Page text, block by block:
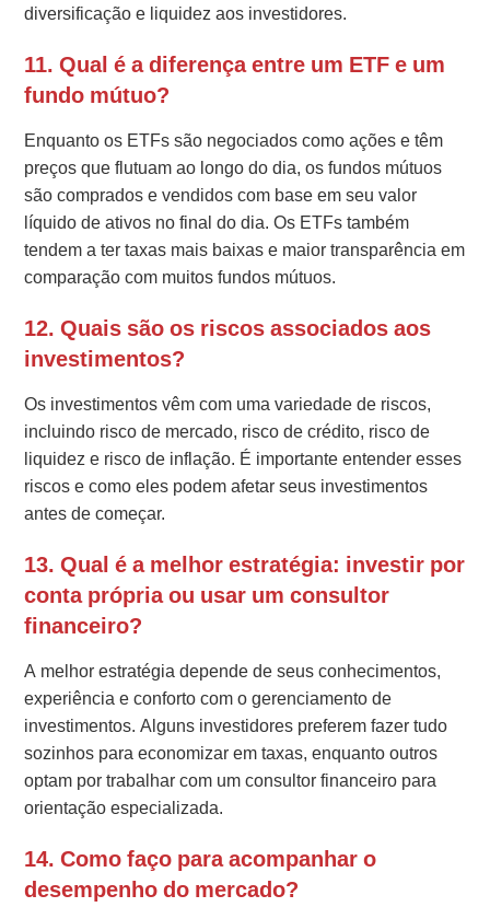
diversificação e liquidez aos investidores.
11. Qual é a diferença entre um ETF e um
fundo mútuo?
Enquanto os ETFs são negociados como ações e têm
preços que flutuam ao longo do dia, os fundos mútuos
são comprados e vendidos com base em seu valor
líquido de ativos no final do dia. Os ETFs também
tendem a ter taxas mais baixas e maior transparência em
comparação com muitos fundos mútuos.
12. Quais são os riscos associados aos
investimentos?
Os investimentos vêm com uma variedade de riscos,
incluindo risco de mercado, risco de crédito, risco de
liquidez e risco de inflação. É importante entender esses
riscos e como eles podem afetar seus investimentos
antes de começar.
13. Qual é a melhor estratégia: investir por
conta própria ou usar um consultor
financeiro?
A melhor estratégia depende de seus conhecimentos,
experiência e conforto com o gerenciamento de
investimentos. Alguns investidores preferem fazer tudo
sozinhos para economizar em taxas, enquanto outros
optam por trabalhar com um consultor financeiro para
orientação especializada.
14. Como faço para acompanhar o
desempenho do mercado?